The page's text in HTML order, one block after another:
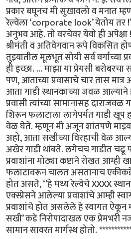
प्रकार बघूनच मी सुखावलो व मनात
रेल्वेला ‘corporate look’ येतोय तर
अनुभव आहे. तो वरचेवर येवो ही
श्रीमंती व अतिवेगवान रूपे विकसित
तुझ्यातील मूलभूत सोयी सर्व वर्गाच्या
ही इच्छा. ... माझा या प्रेयसी
पण, आताच्या प्रवासाचे चार तास
आता गाडी स्थानकाच्या जवळ
प्रवासी त्यांच्या सामानासह
शिरून फलाटाला लागेपर्यंत गाडी खूप
वेळ घेते. म्हणून मी अजून शांतपणे
अहो, आता सखीच्या विरहाची वेळ
अखेर गाडी थांबते. लगेचच गाडीत चढू
प्रवाशांना मोठ्या कष्टाने रोखत आम्ही
फलाटावरून चालत असतानाच एकीकडे
होत असते, ‘’हे मध्य रेल्वेचे XXXX
एक्स्प्रेसने आलेल्या प्रवाशांचे आम्ही
प्रवाशांचे होत असलेले हे स्वागत ऐकून
सखी’ कडे निरोपादाखल एक प्रेमभरी
सामान सावरत मार्गस्थ होतो.